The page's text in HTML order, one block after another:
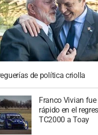
de política criolla
Franco Vivian
rápido en el
TC2000 a Toay